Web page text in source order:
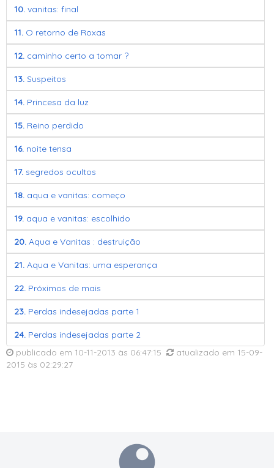
10. vanitas: final
11. O retorno de Roxas
12. caminho certo a tomar ?
13. Suspeitos
14. Princesa da luz
15. Reino perdido
16. noite tensa
17. segredos ocultos
18. aqua e vanitas: começo
19. aqua e vanitas: escolhido
20. Aqua e Vanitas : destruição
21. Aqua e Vanitas: uma esperança
22. Próximos de mais
23. Perdas indesejadas parte 1
24. Perdas indesejadas parte 2
publicado em 10-11-2013 às 06:47:15 atualizado em 15-09-
2015 às 02:29:27